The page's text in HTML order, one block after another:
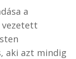
a
vezetett
aki azt mindig